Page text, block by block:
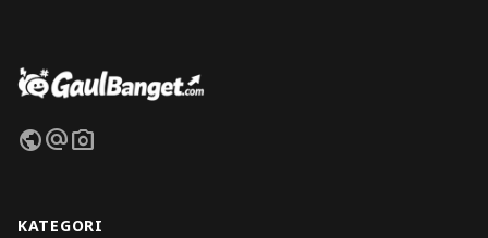
publicalternate_emailphoto_camera
KATEGORI